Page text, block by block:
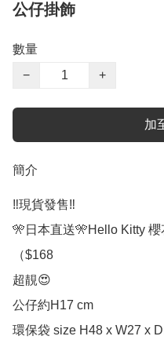
公仔掛飾
數量
−
+
加
簡介
‼️現貨發售‼️
🎌日本直送🎌Hello Kitty
（$168
超靚😍
公仔約H17 cm
環保袋 size H48 x W27 x